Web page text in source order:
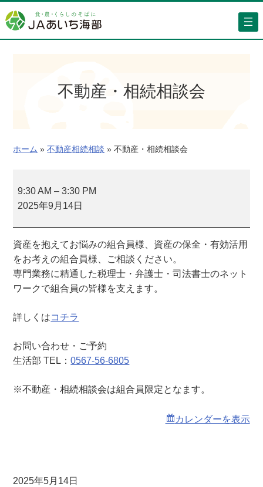
容
を
不動産・相続相談会
ホーム » 不動産相続相談 » 不動産・相続相談会
動
産
続
相
談
会
9:30 AM –3:30 PM
2025年9月14日
資産を抱えてお悩みの組合員様、資産の保全・有効活用
をお考えの組合員様、ご相談ください。
専門業務に精通した税理士・弁護士・司法書士のネット
ワークで組合員の皆様を支えます。
詳しくはコチラ
お問い合わせ・ご予約
生活部 TEL：0567-56-6805
※不動産・相続相談会は組合員限定となます。
カレンダーを表示
2025年5月14日